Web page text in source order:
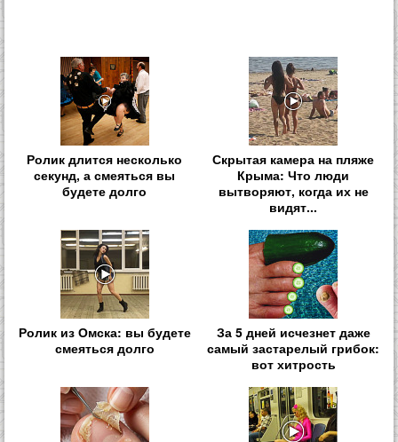
Ролик длится несколько
секунд, а смеяться вы
будете долго
Скрытая камера на пляже
Крыма: Что люди
вытворяют, когда их не
видят...
Ролик из Омска: вы будете
смеяться долго
За 5 дней исчезнет даже
самый застарелый грибок:
вот хитрость